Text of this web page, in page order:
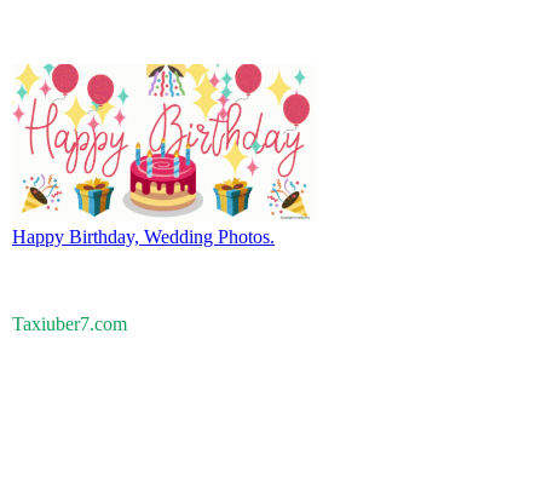
Happy Birthday, Wedding Photos.
Taxiuber7.com